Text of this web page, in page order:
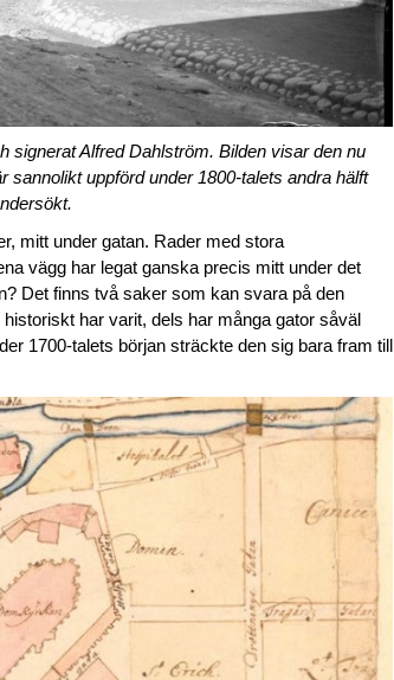
signerat Alfred Dahlström. Bilden visar den nu
uppförd under 1800-talets andra hälft
mitt under gatan. Rader med stora
vägg har legat ganska precis mitt under det
Det finns två saker som kan svara på den
har varit, dels har många gator såväl
1700-talets början sträckte den sig bara fram till